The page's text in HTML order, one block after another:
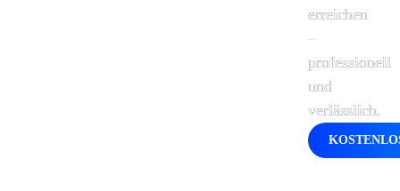
erreichen
–
professionell
und
verlässlich.